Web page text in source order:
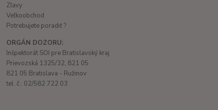
Zľavy
Veľkoobchod
Potrebujete poradiť ?
ORGÁN DOZORU:
Inšpektorát SOI pre Bratislavský kraj
Prievozská 1325/32, 821 05
821 05 Bratislava - Ružinov
tel. č.: 02/582 722 03